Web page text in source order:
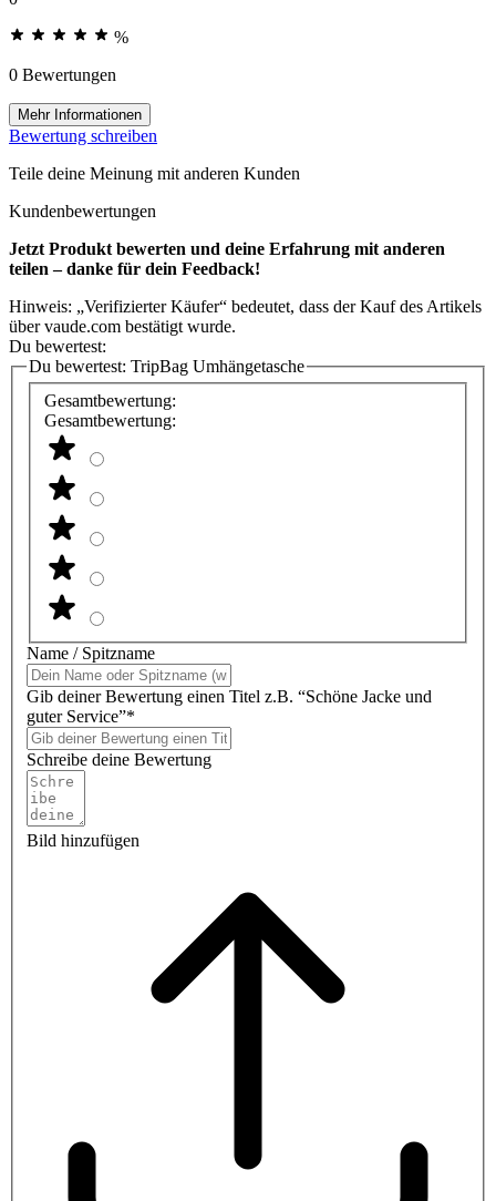
%
0 Bewertungen
Mehr Informationen
Bewertung schreiben
Teile deine Meinung mit anderen Kunden
Kundenbewertungen
Jetzt Produkt bewerten und deine Erfahrung mit anderen
teilen – danke für dein Feedback!
Hinweis: „Verifizierter Käufer“ bedeutet, dass der Kauf des Artikels
über vaude.com bestätigt wurde.
Du bewertest:
Du bewertest: TripBag Umhängetasche
Gesamtbewertung:
Gesamtbewertung:
Name / Spitzname
Gib deiner Bewertung einen Titel z.B. “Schöne Jacke und
guter Service”*
Schreibe deine Bewertung
Bild hinzufügen